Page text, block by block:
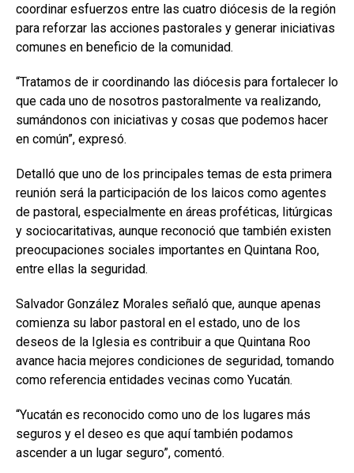
coordinar esfuerzos entre las cuatro diócesis de la región
para reforzar las acciones pastorales y generar iniciativas
comunes en beneficio de la comunidad.
“Tratamos de ir coordinando las diócesis para fortalecer lo
que cada uno de nosotros pastoralmente va realizando,
sumándonos con iniciativas y cosas que podemos hacer
en común”, expresó.
Detalló que uno de los principales temas de esta primera
reunión será la participación de los laicos como agentes
de pastoral, especialmente en áreas proféticas, litúrgicas
y sociocaritativas, aunque reconoció que también existen
preocupaciones sociales importantes en Quintana Roo,
entre ellas la seguridad.
Salvador González Morales señaló que, aunque apenas
comienza su labor pastoral en el estado, uno de los
deseos de la Iglesia es contribuir a que Quintana Roo
avance hacia mejores condiciones de seguridad, tomando
como referencia entidades vecinas como Yucatán.
“Yucatán es reconocido como uno de los lugares más
seguros y el deseo es que aquí también podamos
ascender a un lugar seguro”, comentó.